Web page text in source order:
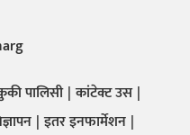
पालिसी कांटेक्ट उस
इतर इनफार्मेशन